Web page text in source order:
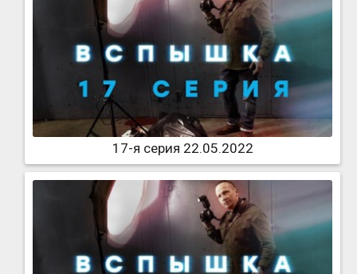
17-я серия 22.05.2022